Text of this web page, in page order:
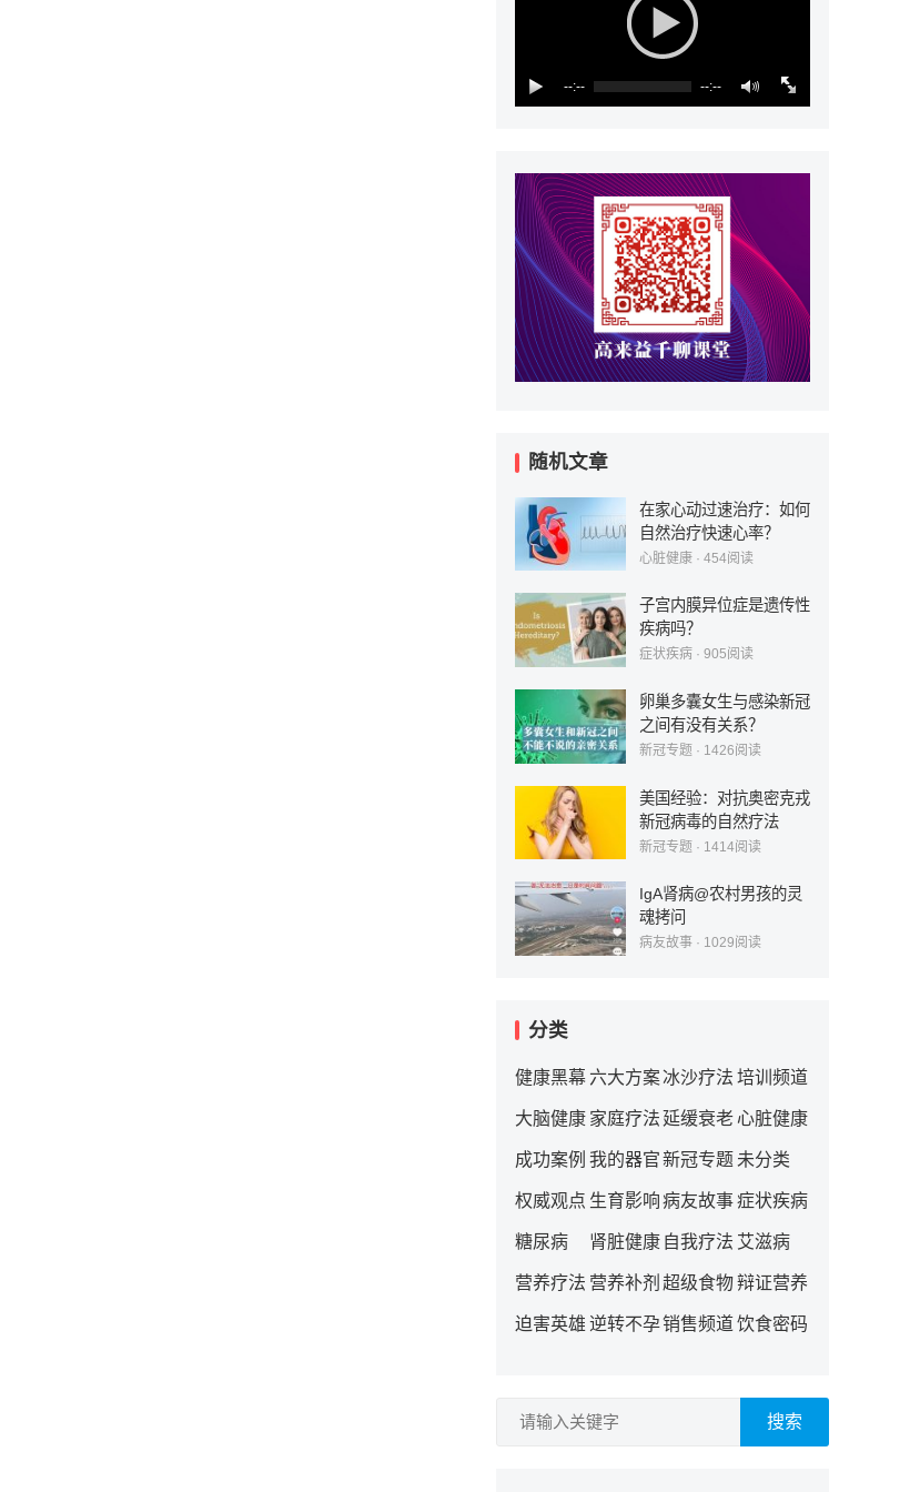
--:-- --:--
随机文章
在家心动过速治疗：如何
自然治疗快速心率？
心脏健康 · 454阅读
子宫内膜异位症是遗传性
疾病吗？
症状疾病 · 905阅读
卵巢多囊女生与感染新冠
之间有没有关系？
新冠专题 · 1426阅读
美国经验：对抗奥密克戎
新冠病毒的自然疗法
新冠专题 · 1414阅读
IgA肾病@农村男孩的灵
魂拷问
病友故事 · 1029阅读
分类
健康黑幕 六大方案冰沙疗法 培训频道
大脑健康 家庭疗法 延缓衰老 心脏健康
成功案例 我的器官新冠专题 未分类
权威观点 生育影响病友故事症状疾病
糖尿病 肾脏健康 自我疗法 艾滋病
营养疗法 营养补剂 超级食物辩证营养
迫害英雄 逆转不孕销售频道饮食密码
搜索